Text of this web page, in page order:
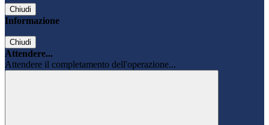
Chiudi
Informazione
Chiudi
Attendere...
Attendere il completamento dell'operazione...